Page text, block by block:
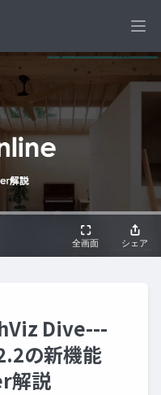
Dive---
の新機能
解説